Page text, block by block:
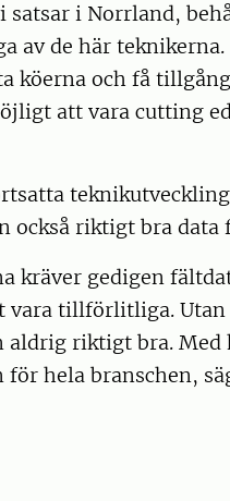
i Norrland,
av de här
köerna och få
att vara cutting
också riktigt bra data
kräver gedigen
vara tillförlitliga.
riktigt bra. Med
hela branschen,